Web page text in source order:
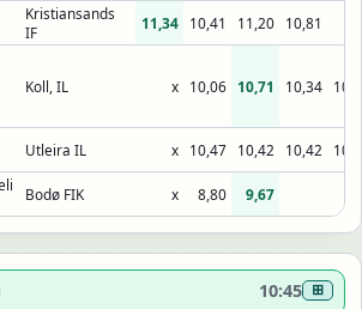
Kristiansands
IF
11,34 10,41 11,20 10,81
Koll, IL x 10,06 10,71 10,34
Utleira IL x 10,47 10,42 10,42
Bodø FIK x 8,80 9,67
10:45 ⊞